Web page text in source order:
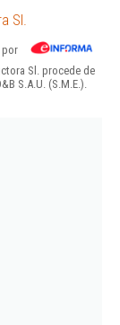
Sl.
por
Sl. procede de
S.A.U. (S.M.E.).